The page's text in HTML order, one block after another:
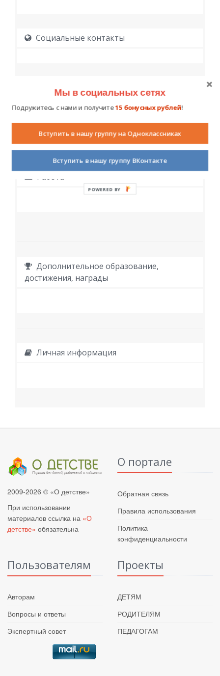
Социальные контакты
Работа
Дополнительное образование,
достижения, награды
Личная информация
2009-2026 © «О детстве»
При использовании
материалов ссылка на «О
детстве» обязательна
О портале
Обратная связь
Правила использования
Политика
конфиденциальности
Пользователям
Авторам
Вопросы и ответы
Экспертный совет
Проекты
ДЕТЯМ
РОДИТЕЛЯМ
ПЕДАГОГАМ
Мы в социальных сетях
Подружитесь с нами и получите15 бонусных рублей!
Вступить в нашу группу на Одноклассниках
Вступить в нашу группу ВКонтакте
POWERED BY